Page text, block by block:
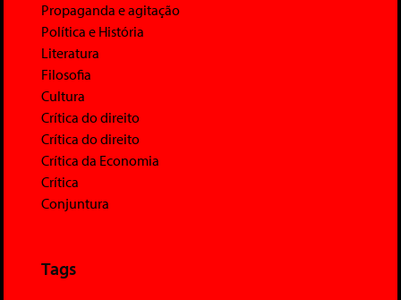
Propaganda e agitação
Política e História
Literatura
Filosofia
Cultura
Crítica do direito
Crítica do direito
Crítica da Economia
Crítica
Conjuntura
Tags